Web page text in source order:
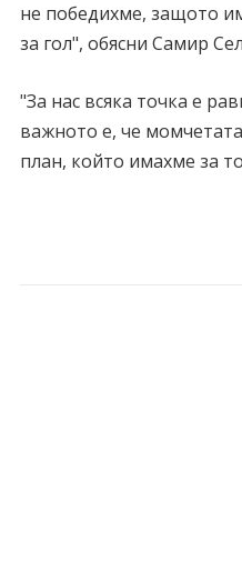
не победихме, защото
за гол", обясни Самир
"За нас всяка точка е
важното е, че
план, който имахме за